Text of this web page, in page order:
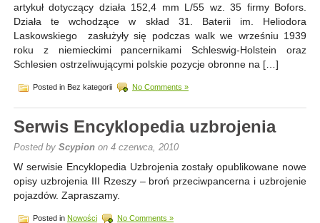
artykuł dotyczący działa 152,4 mm L/55 wz. 35 firmy Bofors.
Działa te wchodzące w skład 31. Baterii im. Heliodora
Laskowskiego zasłużyły się podczas walk we wrześniu 1939
roku z niemieckimi pancernikami Schleswig-Holstein oraz
Schlesien ostrzeliwującymi polskie pozycje obronne na […]
Posted in Bez kategorii No Comments »
Serwis Encyklopedia uzbrojenia
Posted by Scypion on 4 czerwca, 2010
W serwisie Encyklopedia Uzbrojenia zostały opublikowane nowe
opisy uzbrojenia III Rzeszy – broń przeciwpancerna i uzbrojenie
pojazdów. Zapraszamy.
Posted in Nowości No Comments »